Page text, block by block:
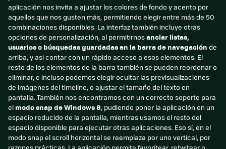
aplicación nos invita a ajustar los colores de fondo y acento por
aquellos que nos gusten más, permitiendo elegir entre más de 50
combinaciones disponibles. La interfaz también incluye otras
opciones de personalización, al permitirnosanclar listas,
usuarios o búsquedas guardadas en la barra de navegación de
arriba, y así contar con un rápido acceso a esos elementos. El
resto de los elementos de la barra también se pueden reordenar o
eliminar, e incluso podemos elegir ocultar las previsualizaciones
de imágenes del timeline, o ajustar el tamaño del texto en
pantalla. También nos encontramos con un correcto soporte para
el modo snap de Windows 8, pudiendo poner la aplicación en un
espacio reducido de la pantalla, mientras usamos el resto del
espacio disponible para ejecutar otras aplicaciones. Eso sí, en el
modo snap el scroll horizontal se reemplaza por uno vertical, por